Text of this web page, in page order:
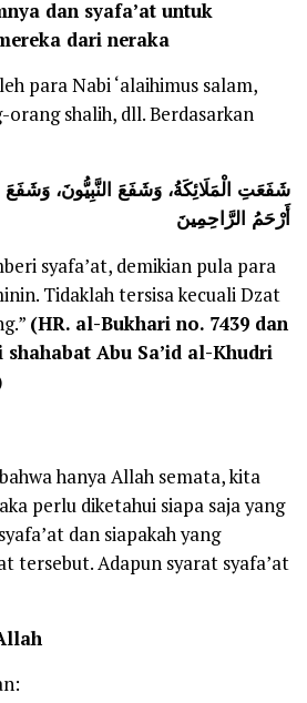
dan syafa’at untuk
dari neraka
para Nabi ‘alaihimus salam,
shalih, dll. Berdasarkan
شَفَعَتِ الْمَلَائِكَةُ، وَشَفَعَ النَّبِيُّونَ، وَشَفَعَ
أَرْحَمُ الرَّاحِمِينَ
syafa’at, demikian pula para
Tidaklah tersisa kecuali Dzat
(HR. al-Bukhari no. 7439 dan
Abu Sa’id al-Khudri
hanya Allah semata, kita
perlu diketahui siapa saja yang
dan siapakah yang
tersebut. Adapun syarat syafa’at